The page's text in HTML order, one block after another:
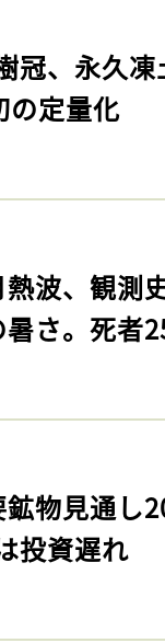
冠、永久
の定量化
熱波、観
さ。死者
鉱物見通
投資遅れ